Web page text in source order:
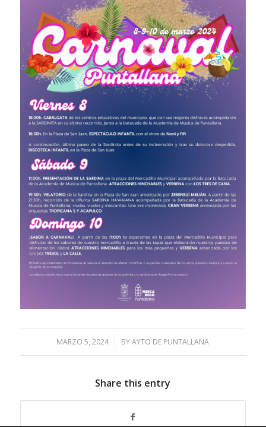
MARZO 5, 2024
/ BYAYTO DE PUNTALLANA
Share this entry